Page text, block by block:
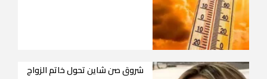
شروق صن شاين تحول خاتم الزواج